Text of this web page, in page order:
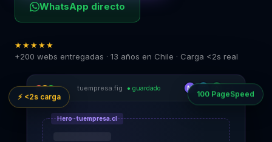
WhatsApp directo
★★★★★
+200 webs entregadas · 13 años en Chile · Carga <2s real
tuempresa.fig ● guardado M
Hero · tuempresa.cl
⚡ <2s carga 100 PageSpeed